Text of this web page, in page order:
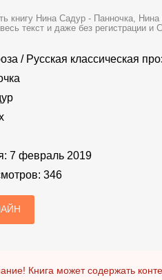
книгу Нина Садур - Панночка,
текст и даже без регистрации
/ Русская классическая
7 февраль 2019
346
Книга может содержать